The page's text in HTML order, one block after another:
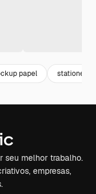
papel stationery
seu melhor trabalho.
empresas,